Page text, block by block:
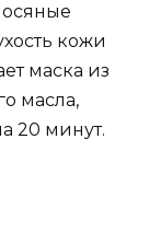
кожи
маска из
масла,
20 минут.